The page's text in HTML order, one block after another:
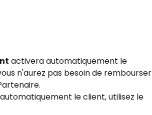
activera automatiquement le
n'aurez pas besoin de rembourser
le client, utilisez le